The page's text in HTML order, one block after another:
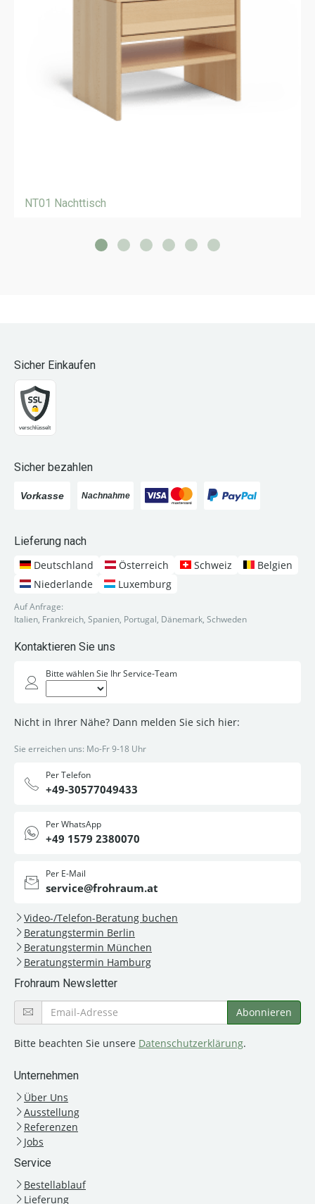
NT01 Nachttisch
Sicher Einkaufen
Sicher bezahlen
Lieferung nach
Deutschland
Österreich Schweiz
Belgien
Niederlande
Luxemburg
Auf Anfrage:
Italien, Frankreich, Spanien, Portugal, Dänemark, Schweden
Kontaktieren Sie uns
Bitte wählen Sie Ihr Service-Team
Nicht in Ihrer Nähe? Dann melden Sie sich hier:
Sie erreichen uns: Mo-Fr 9-18 Uhr
Per Telefon
+49-30577049433
Per WhatsApp
+49 1579 2380070
Per E-Mail
service@frohraum.at
Video-/Telefon-Beratung buchen
Beratungstermin Berlin
Beratungstermin München
Beratungstermin Hamburg
Frohraum Newsletter
Bitte beachten Sie unsere Datenschutzerklärung.
Unternehmen
Über Uns
Ausstellung
Referenzen
Jobs
Service
Bestellablauf
Lieferung